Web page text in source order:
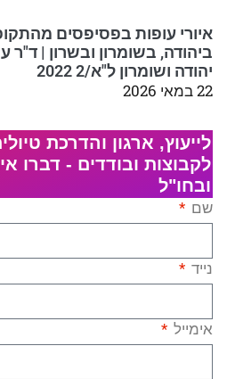
איורי עופות בפסיפסים
ביהודה, בשומרון ובשרון |
יהודה ושומרון ל"א/2 2022
22 במאי 2026
לייעוץ, ארגון והדרכת
לקבוצות ובודדים - דברו
ובחו"ל
שם
נייד
אימייל